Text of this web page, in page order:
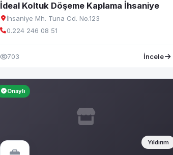
İdeal Koltuk Döşeme Kaplama İhsaniye
İhsaniye Mh. Tuna Cd. No.123
0.224 246 08 51
703 İncele
Onaylı
Yıldırım